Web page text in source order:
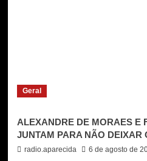
Geral
ALEXANDRE DE MORAES E
JUNTAM PARA NÃO DEIXAR
radio.aparecida 6 de agosto de